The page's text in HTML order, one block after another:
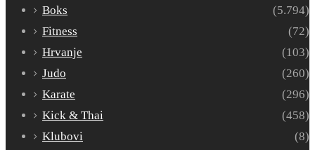
Boks
(5.794)
Fitness
(72)
Hrvanje
(103)
Judo
(260)
Karate
(296)
Kick & Thai
(458)
Klubovi
(8)